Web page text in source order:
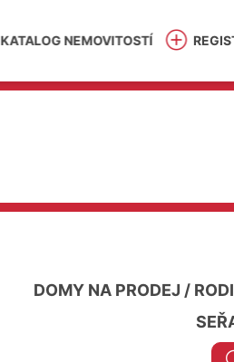
KATALOG NEMOVITOSTÍ
DOMY NA PRODEJ /